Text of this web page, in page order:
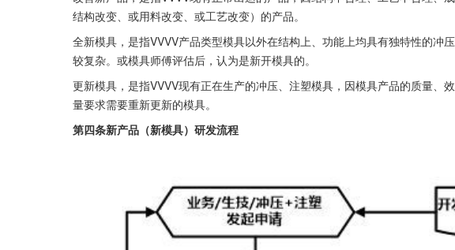
结构改变、或用料改变、或工艺改变）的产品。
全新模具，是指VVVV产品类型模具以外在结构上、功能上均具有独特性的冲
较复杂。或模具师傅评估后，认为是新开模具的。
更新模具，是指VVVV现有正在生产的冲压、注塑模具，因模具产品的质量、
量要求需要重新更新的模具。
第四条新产品（新模具）研发流程